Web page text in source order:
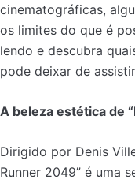
cinematográficas,
os limites do que é
lendo e descubra
pode deixar de
A beleza estética de
Dirigido por Denis
Runner 2049” é uma